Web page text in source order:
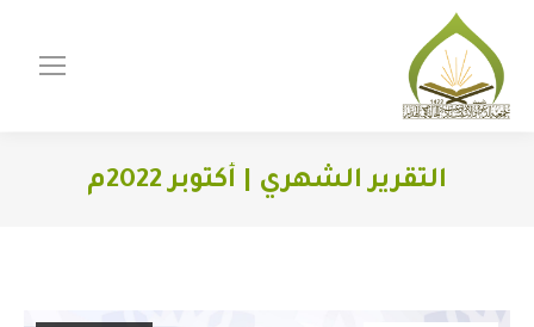
التقرير الشهري | أكتوبر 2022م